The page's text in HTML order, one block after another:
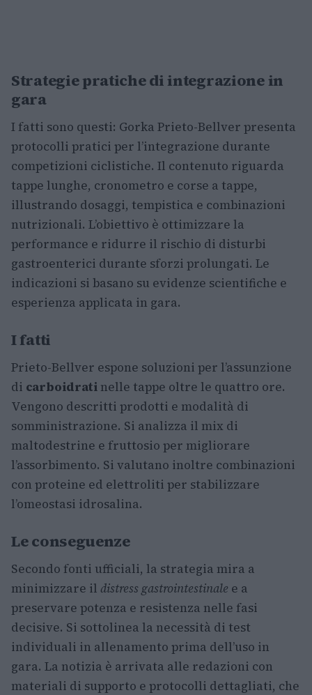
Strategie pratiche di integrazione in
gara
I fatti sono questi: Gorka Prieto-Bellver presenta
protocolli pratici per l’integrazione durante
competizioni ciclistiche. Il contenuto riguarda
tappe lunghe, cronometro e corse a tappe,
illustrando dosaggi, tempistica e combinazioni
nutrizionali. L’obiettivo è ottimizzare la
performance e ridurre il rischio di disturbi
gastroenterici durante sforzi prolungati. Le
indicazioni si basano su evidenze scientifiche e
esperienza applicata in gara.
I fatti
Prieto-Bellver espone soluzioni per l’assunzione
di carboidrati nelle tappe oltre le quattro ore.
Vengono descritti prodotti e modalità di
somministrazione. Si analizza il mix di
maltodestrine e fruttosio per migliorare
l’assorbimento. Si valutano inoltre combinazioni
con proteine ed elettroliti per stabilizzare
l’omeostasi idrosalina.
Le conseguenze
Secondo fonti ufficiali, la strategia mira a
minimizzare il distress gastrointestinale e a
preservare potenza e resistenza nelle fasi
decisive. Si sottolinea la necessità di test
individuali in allenamento prima dell’uso in
gara. La notizia è arrivata alle redazioni con
materiali di supporto e protocolli dettagliati, che